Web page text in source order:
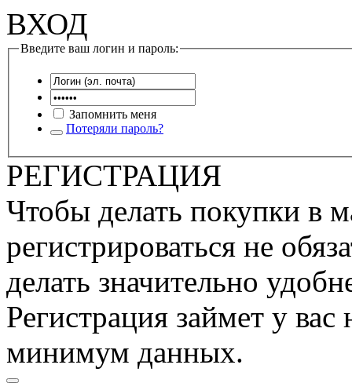
ВХОД
Введите ваш логин и пароль:
Запомнить меня
Потеряли пароль?
РЕГИСТРАЦИЯ
Чтобы делать покупки в
регистрироваться не
делать значительно
Регистрация займет у
минимум данных.